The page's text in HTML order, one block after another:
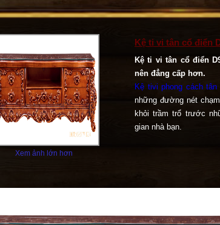
Xem ảnh lớn hơn
Kệ ti vi tân cổ điển
Kệ ti vi tân cổ điển
nên đẳng cấp hơn.
Kệ tivi phong cách tân
những đường nét
khỏi trầm trổ trước
gian nhà bạn.